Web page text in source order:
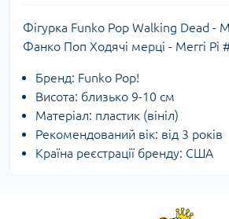
Фігурка Funko Pop Walking Dead -
Фанко Поп Ходячі мерці - Меггі Рі
Бренд: Funko Pop!
Висота: близько 9-10 см
Матеріал: пластик (вініл)
Рекомендований вік: від 3 років
Країна реєстрації бренду: США